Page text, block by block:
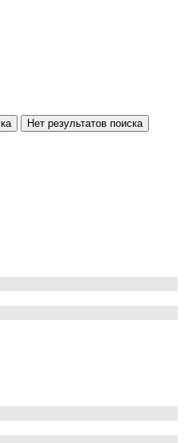
Нет результатов поиска